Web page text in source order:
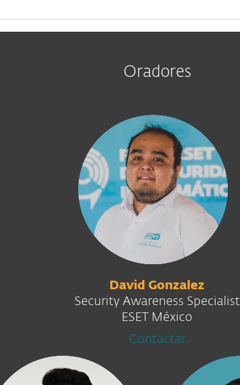
Oradores
David Gonzalez
Security Awareness Specialist
ESET México
Contactar